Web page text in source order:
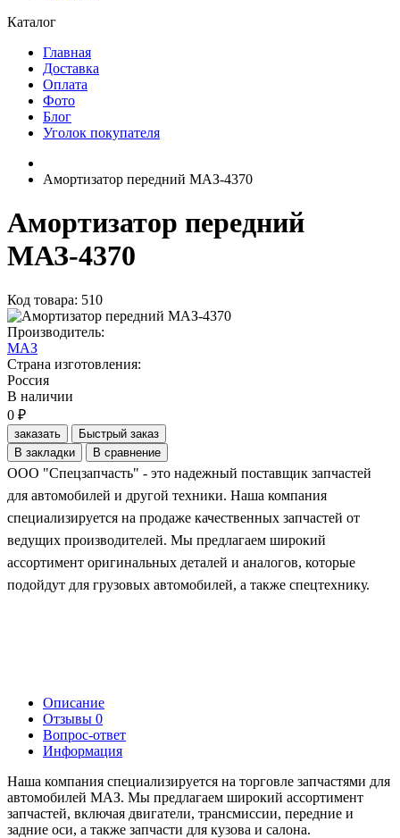
Каталог
Главная
Доставка
Оплата
Фото
Блог
Уголок покупателя
Амортизатор передний МАЗ-4370
Амортизатор передний
МАЗ-4370
Код товара: 510
Производитель:
МАЗ
Страна изготовления:
Россия
В наличии
0 ₽
заказать
Быстрый заказ
В закладки
В сравнение
ООО "Спецзапчасть" - это надежный поставщик запчастей
для автомобилей и другой техники. Наша компания
специализируется на продаже качественных запчастей от
ведущих производителей. Мы предлагаем широкий
ассортимент оригинальных деталей и аналогов, которые
подойдут для грузовых автомобилей, а также спецтехнику.
Описание
Отзывы 0
Вопрос-ответ
Информация
Наша компания специализируется на торговле запчастями для
автомобилей МАЗ. Мы предлагаем широкий ассортимент
запчастей, включая двигатели, трансмиссии, передние и
задние оси, а также запчасти для кузова и салона.